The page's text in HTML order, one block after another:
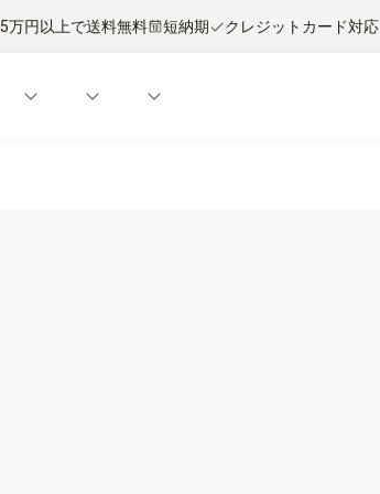
5万円以上で送料無料 短納期 クレジットカード対応